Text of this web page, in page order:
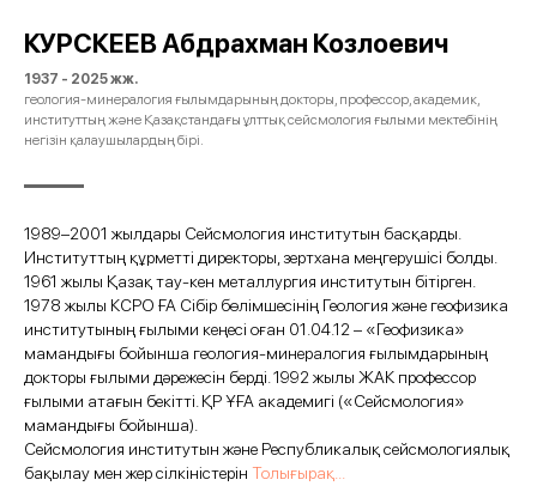
КУРСКЕЕВ Абдрахман Козлоевич
1937 - 2025 жж.
геология-минералогия ғылымдарының докторы, профессор, академик,
институттың және Қазақстандағы ұлттық сейсмология ғылыми мектебінің
негізін қалаушылардың бірі.
1989–2001 жылдары Сейсмология институтын басқарды.
Институттың құрметті директоры, зертхана меңгерушісі болды.
1961 жылы Қазақ тау-кен металлургия институтын бітірген.
1978 жылы КСРО ҒА Сібір бөлімшесінің Геология және геофизика
институтының ғылыми кеңесі оған 01.04.12 – «Геофизика»
мамандығы бойынша геология-минералогия ғылымдарының
докторы ғылыми дәрежесін берді. 1992 жылы ЖАК профессор
ғылыми атағын бекітті. ҚР ҰҒА академигі («Сейсмология»
мамандығы бойынша).
Сейсмология институтын және Республикалық сейсмологиялық
бақылау мен жер сілкіністерін Толығырақ...